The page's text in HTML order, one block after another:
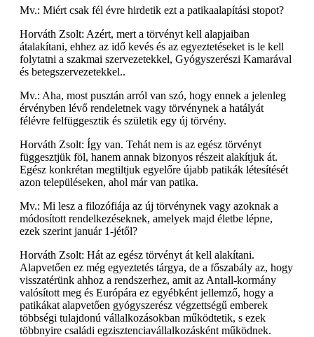
Mv.: Miért csak fél évre hirdetik ezt a patikaalapítási stopot?
Horváth Zsolt: Azért, mert a törvényt kell alapjaiban
átalakítani, ehhez az idő kevés és az egyeztetéseket is le kell
folytatni a szakmai szervezetekkel, Gyógyszerészi Kamarával
és betegszervezetekkel..
Mv.: Aha, most pusztán arról van szó, hogy ennek a jelenleg
érvényben lévő rendeletnek vagy törvénynek a hatályát
félévre felfüggesztik és születik egy új törvény.
Horváth Zsolt: Így van. Tehát nem is az egész törvényt
függesztjük föl, hanem annak bizonyos részeit alakítjuk át.
Egész konkrétan megtiltjuk egyelőre újabb patikák létesítését
azon településeken, ahol már van patika.
Mv.: Mi lesz a filozófiája az új törvénynek vagy azoknak a
módosított rendelkezéseknek, amelyek majd életbe lépne,
ezek szerint január 1-jétől?
Horváth Zsolt: Hát az egész törvényt át kell alakítani.
Alapvetően ez még egyeztetés tárgya, de a főszabály az, hogy
visszatérünk ahhoz a rendszerhez, amit az Antall-kormány
valósított meg és Európára ez egyébként jellemző, hogy a
patikákat alapvetően gyógyszerész végzettségű emberek
többségi tulajdonú vállalkozásokban működtetik, s ezek
többnyire családi egzisztenciavállalkozásként működnek.